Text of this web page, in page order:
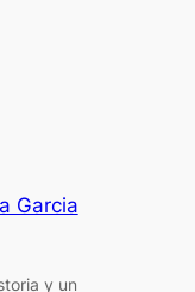
Garcia
y un